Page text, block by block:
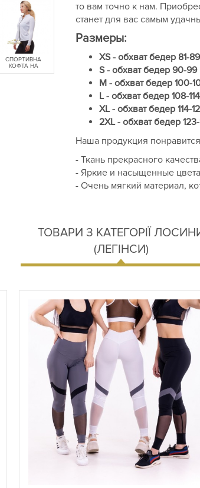
СПОРТИВНА
КОФТА НА
БЛИСКАВЦІ
то вам точно к нам.
станет для вас самым
Размеры:
XS - обхват бедер 81-89
S - обхватбедер 90-99
M - обхватбедер 100-
L - обхватбедер 108-114
XL - обхватбедер 114-
2XL - обхватбедер
Наша продукция
- Ткань прекрасного
- Яркие и насыщенные
- Очень мягкий материал,
ТОВАРИ З КАТЕГОРІЇ
(ЛЕГІНСИ)